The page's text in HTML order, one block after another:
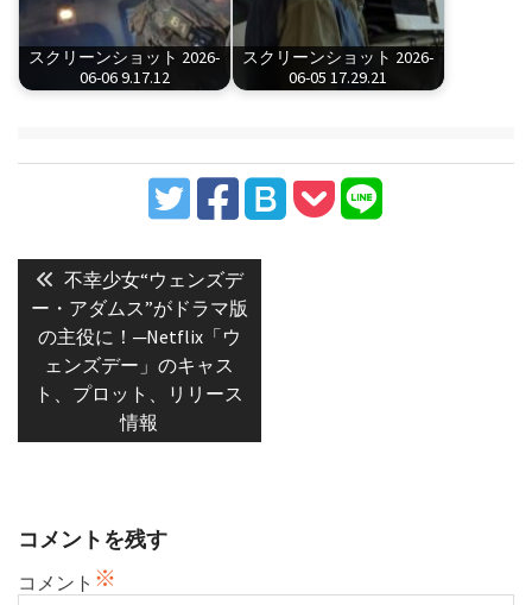
スクリーンショット 2026-
06-06 9.17.12
スクリーンショット 2026-
06-05 17.29.21
稿
ナ
ビ
Previous
post:
不幸少女“ウェンズデ
ー・アダムス”がドラマ版
の主役に！─Netflix「ウ
ェンズデー」のキャス
ト、プロット、リリース
情報
コメントを残す
コメント ※